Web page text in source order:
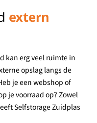
extern
kan erg veel ruimte in
opslag langs de
je een webshop of
je voorraad op? Zowel
Selfstorage Zuidplas